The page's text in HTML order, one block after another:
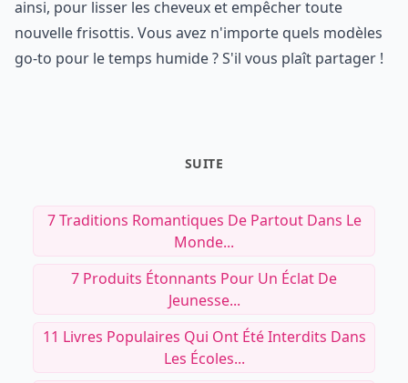
ainsi, pour lisser les cheveux et empêcher toute
nouvelle frisottis. Vous avez n'importe quels modèles
go-to pour le temps humide ? S'il vous plaît partager !
SUITE
7 Traditions Romantiques De Partout Dans Le
Monde...
7 Produits Étonnants Pour Un Éclat De
Jeunesse...
11 Livres Populaires Qui Ont Été Interdits Dans
Les Écoles...